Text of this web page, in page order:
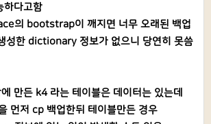
하다고함
의 bootstrap이 깨지면 너무 오래된 백업
성한 dictionary 정보가 없으니 당연히 못씀
만든 k4 라는 테이블은 데이터는 있는데
저 cp 백업한뒤 테이블만든 경우